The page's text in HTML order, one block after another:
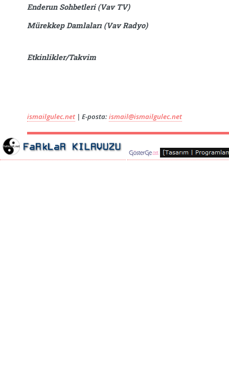
Enderun Sohbetleri (Vav TV)
Mürekkep Damlaları (Vav Radyo)
Etkinlikler/Takvim
ismailgulec.net| E-posta:ismail@ismailgulec.net